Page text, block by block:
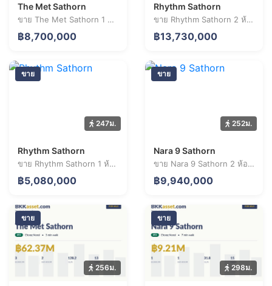
The Met Sathorn
ขาย The Met Sathorn 1 ห้องนอน 40.1 ตร.ม. ราคา 8.70 ล้านบาท
฿8,700,000
Rhythm Sathorn
ขาย Rhythm Sathorn 2 ห้องนอน 49.9 ตร.ม. ราคา 13.73 ล้านบาท
฿13,730,000
ขาย
247ม.
Rhythm Sathorn
ขาย Rhythm Sathorn 1 ห้องนอน 32.4 ตร.ม. ราคา 5.08 ล้านบาท
฿5,080,000
ขาย
252ม.
Nara 9 Sathorn
ขาย Nara 9 Sathorn 2 ห้องนอน 51.4 ตร.ม. ราคา 9.94 ล้านบาท
฿9,940,000
ขาย
256ม.
ขาย
298ม.